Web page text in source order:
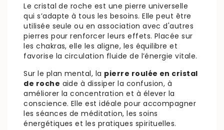
Le cristal de roche est une pierre universelle
qui s’adapte à tous les besoins. Elle peut être
utilisée seule ou en association avec d'autres
pierres pour renforcer leurs effets. Placée sur
les chakras, elle les aligne, les équilibre et
favorise la circulation fluide de l’énergie vitale.
Sur le plan mental, la pierre roulée en cristal
de roche aide à dissiper la confusion, à
améliorer la concentration et à élever la
conscience. Elle est idéale pour accompagner
les séances de méditation, les soins
énergétiques et les pratiques spirituelles.